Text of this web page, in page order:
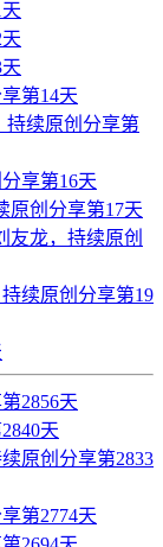
第14天
持续原创分享第
享第16天
原创分享第17天
友龙，持续原创
续原创分享第19